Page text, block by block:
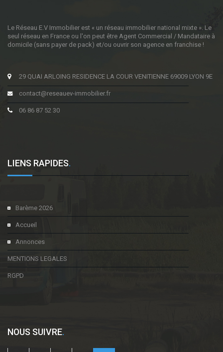
Le Réseau E.V Immobilier est « un réseau immobilier national mixte ». Le
seul réseau en France ou l'on peut être Agent Commercial / Mandataire à
domicile (sans payer de pack) et/ou ouvrir son agence en franchise !
29 QUAI ARLOING RESIDENCE LA COUR VENITIENNE 69009 LYON 9E
contact@reseauev-immobilier.fr
06 86 87 52 30
LIENS RAPIDES.
Barème 2026
Accueil
Annonces
MENTIONS LEGALES
RGPD
NOUS SUIVRE.